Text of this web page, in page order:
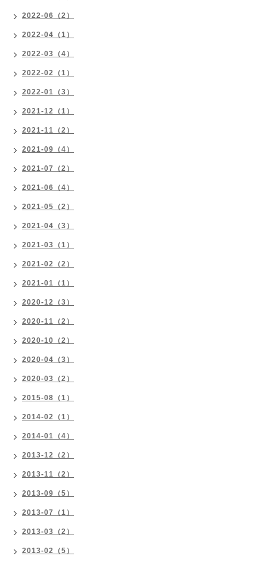
2022-06（2）
2022-04（1）
2022-03（4）
2022-02（1）
2022-01（3）
2021-12（1）
2021-11（2）
2021-09（4）
2021-07（2）
2021-06（4）
2021-05（2）
2021-04（3）
2021-03（1）
2021-02（2）
2021-01（1）
2020-12（3）
2020-11（2）
2020-10（2）
2020-04（3）
2020-03（2）
2015-08（1）
2014-02（1）
2014-01（4）
2013-12（2）
2013-11（2）
2013-09（5）
2013-07（1）
2013-03（2）
2013-02（5）